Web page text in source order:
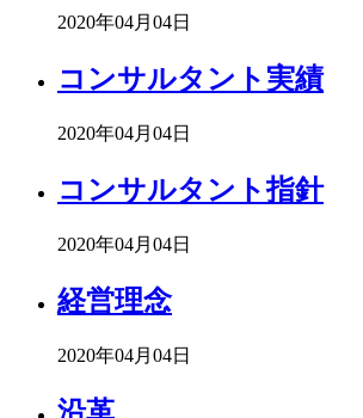
2020年04月04日
コンサルタント実績
2020年04月04日
コンサルタント指針
2020年04月04日
経営理念
2020年04月04日
沿革